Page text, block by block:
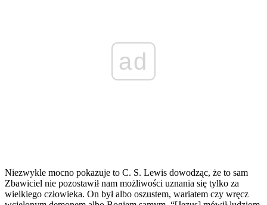
ad
Niezwykle mocno pokazuje to C. S. Lewis dowodząc, że to sam
Zbawiciel nie pozostawił nam możliwości uznania się tylko za
wielkiego człowieka. On był albo oszustem, wariatem czy wręcz